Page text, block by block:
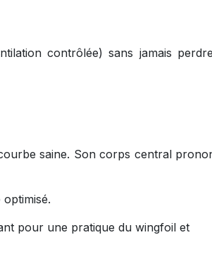
contrôlée) sans jamais
saine. Son corps central
pour une pratique du wingfoil et